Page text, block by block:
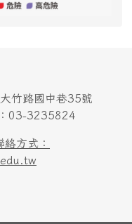
竹路國中巷35號
03-3235824
方式：